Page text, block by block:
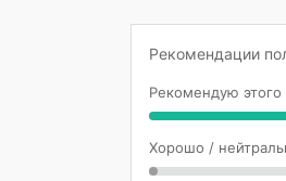
Рекомендации
Рекомендую этого
Хорошо /